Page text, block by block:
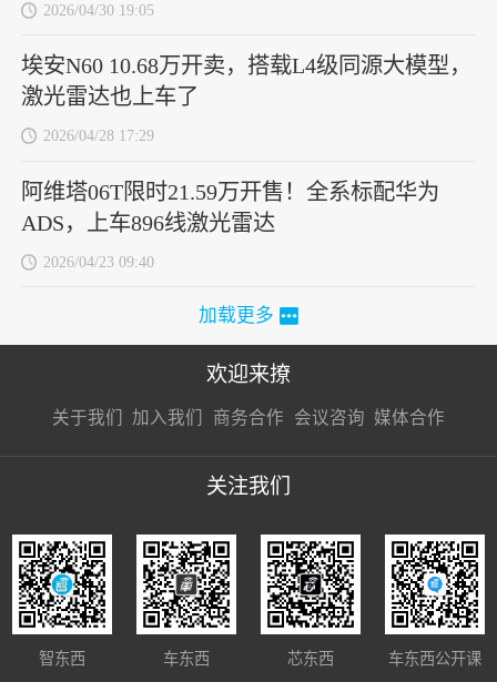
2026/04/30 19:05
埃安N60 10.68万开卖，搭载L4级同源大模型，
激光雷达也上车了
2026/04/28 17:29
阿维塔06T限时21.59万开售！全系标配华为
ADS，上车896线激光雷达
2026/04/23 09:40
加载更多
欢迎来撩
关于我们 加入我们
接扔简历
商务合作
接开聊
会议咨询 媒体合作
接开聊
关注我们
智东西 车东西 芯东西 车东西公开课